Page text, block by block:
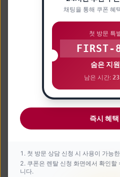
채팅을 통해 쿠폰 혜
첫 방문 특
FIRST-
숨은 지
남은 시간:
즉시 혜
첫 방문 상담 신청 시 사용이 가능
쿠폰은 렌탈 신청 화면에서 확인할
니다.